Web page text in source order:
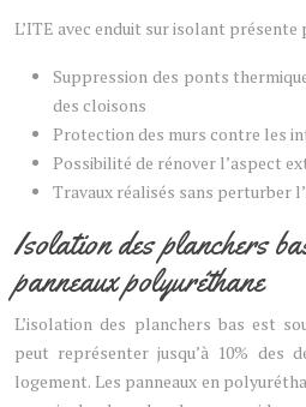
L’ITE avec enduit sur isolant présente
Suppression des ponts
des cloisons
Protection des murs contre les
Possibilité de rénover l’aspect
Travaux réalisés sans perturber
Isolation des planchers
panneaux polyuréthane
L’isolation des planchers bas est
peut représenter jusqu’à 10% des
logement. Les panneaux en